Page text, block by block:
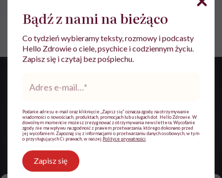
Monika Szubrycht
Aktualizacja:12.03.2026 15:42
Katarzyna Sitnik-Warchulska /fot. archiwum prywatne
Bądź z nami na bieżąco
Co tydzień wybieramy teksty, rozmowy i podcasty
Hello Zdrowie o ciele, psychice i codziennym życiu.
Zapisz się i czytaj bez pośpiechu.
mail*
Podanie adresu e-mail oraz kliknięcie „Zapisz się” oznacza zgodę na otrzymywanie
wiadomości o nowościach, produktach, promocjach lub usługach dot. Hello Zdrowie. W
dowolnym momencie możesz zrezygnować z otrzymywania newslettera. Wycofanie
zgody nie ma wpływu na zgodność z prawem przetwarzania, którego dokonano przed
jej wycofaniem. Zapoznaj się z informacjami o przetwarzaniu danych osobowych, w tym
o przysługujących Ci prawach, w naszej Polityce prywatności
Zapisz się